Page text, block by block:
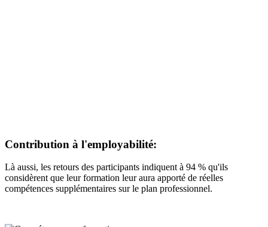
Contribution à l'employabilité:
Là aussi, les retours des participants indiquent à 94 % qu'ils
considèrent que leur formation leur aura apporté de réelles
compétences supplémentaires sur le plan professionnel.